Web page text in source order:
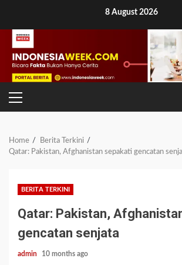
content
8 August 2026
PRIMARY
MENU
Home
Berita Terkini
Qatar: Pakistan, Afghanistan sepakati gencatan
BERITA TERKINI
Qatar: Pakistan,
gencatan senjata
admin 10 months ago